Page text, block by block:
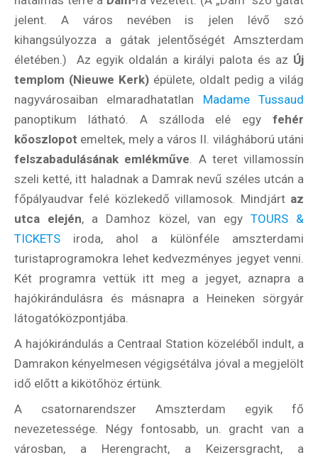
jelent. A város nevében is jelen lévő szó
kihangsúlyozza a gátak jelentőségét Amszterdam
életében.) Az egyik oldalán a királyi palota és az Új
templom (Nieuwe Kerk) épülete, oldalt pedig a világ
nagyvárosaiban elmaradhatatlan Madame Tussaud
panoptikum látható. A szálloda elé egy fehér
kőoszlopot emeltek, mely a város II. világháború utáni
felszabadulásának emlékműve . A teret villamossín
szeli ketté, itt haladnak a Damrak nevű széles utcán a
főpályaudvar felé közlekedő villamosok. Mindjárt az
utca elején, a Damhoz közel, van egy TOURS &
TICKETS iroda, ahol a különféle amszterdami
turistaprogramokra lehet kedvezményes jegyet venni.
Két programra vettük itt meg a jegyet, aznapra a
hajókirándulásra és másnapra a Heineken sörgyár
látogatóközpontjába.
A hajókirándulás a Centraal Station közeléből indult, a
Damrakon kényelmesen végigsétálva jóval a megjelölt
idő előtt a kikötőhöz értünk.
A csatornarendszer Amszterdam egyik fő
nevezetessége. Négy fontosabb, un. gracht van a
városban, a Herengracht, a Keizersgracht, a